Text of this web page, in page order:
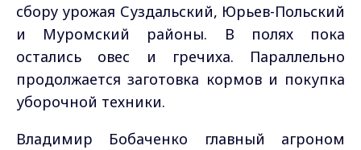
сбору урожая Суздальский, Юрьев-Польский
и Муромский районы. В полях пока
остались овес и гречиха. Параллельно
продолжается заготовка кормов и покупка
уборочной техники.
Владимир Бобаченко главный агроном